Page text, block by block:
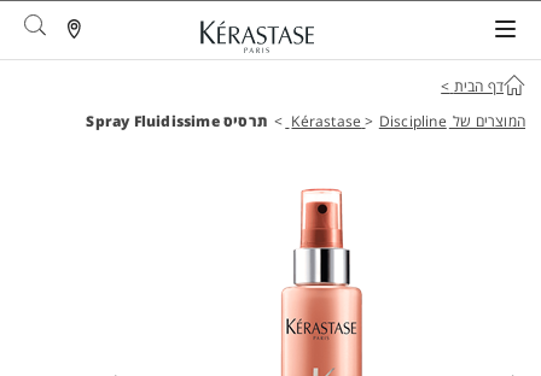
דף הבית >
המוצרים של Kérastase
> Discipline
> תרסיס Spray Fluidissime